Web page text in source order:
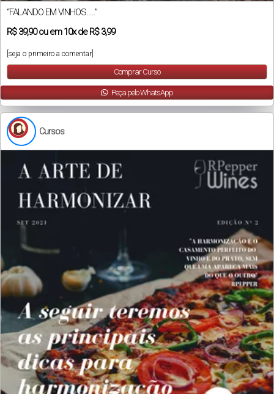
“FALANDO EM VINHOS…..”
R$39,90ou em10xdeR$ 3,99
[seja o primeiro a comentar]
Comprar Curso
Peça pelo WhatsApp
Cursos